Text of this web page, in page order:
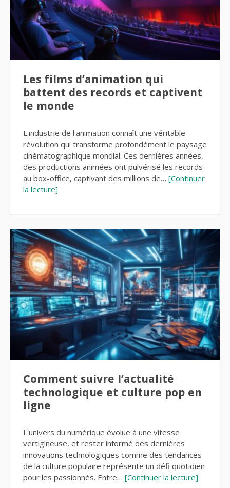
Les films d’animation qui
battent des records et captivent
le monde
L'industrie de l'animation connaît une véritable
révolution qui transforme profondément le paysage
cinématographique mondial. Ces dernières années,
des productions animées ont pulvérisé les records
au box-office, captivant des millions de… [Continuer
la lecture]
Comment suivre l’actualité
technologique et culture pop en
ligne
L'univers du numérique évolue à une vitesse
vertigineuse, et rester informé des dernières
innovations technologiques comme des tendances
de la culture populaire représente un défi quotidien
pour les passionnés. Entre… [Continuer la lecture]